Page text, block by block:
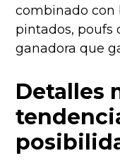
combinado con
pintados, poufs
ganadora que
Detalles